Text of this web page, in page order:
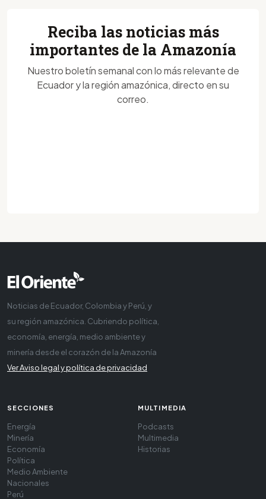
Reciba las noticias más
importantes de la Amazonía
Nuestro boletín semanal con lo más relevante de
Ecuador y la región amazónica, directo en su
correo.
Noticias de Ecuador, Colombia y Perú, y
su región amazónica. Cubriendo política,
economía, energía, medio ambiente y
minería desde el corazón de la Amazonía
Ver Aviso legal y política de privacidad
SECCIONES
Energía
Minería
Economía
Política
Medio Ambiente
Nacionales
Perú
MULTIMEDIA
Podcasts
Multimedia
Historias